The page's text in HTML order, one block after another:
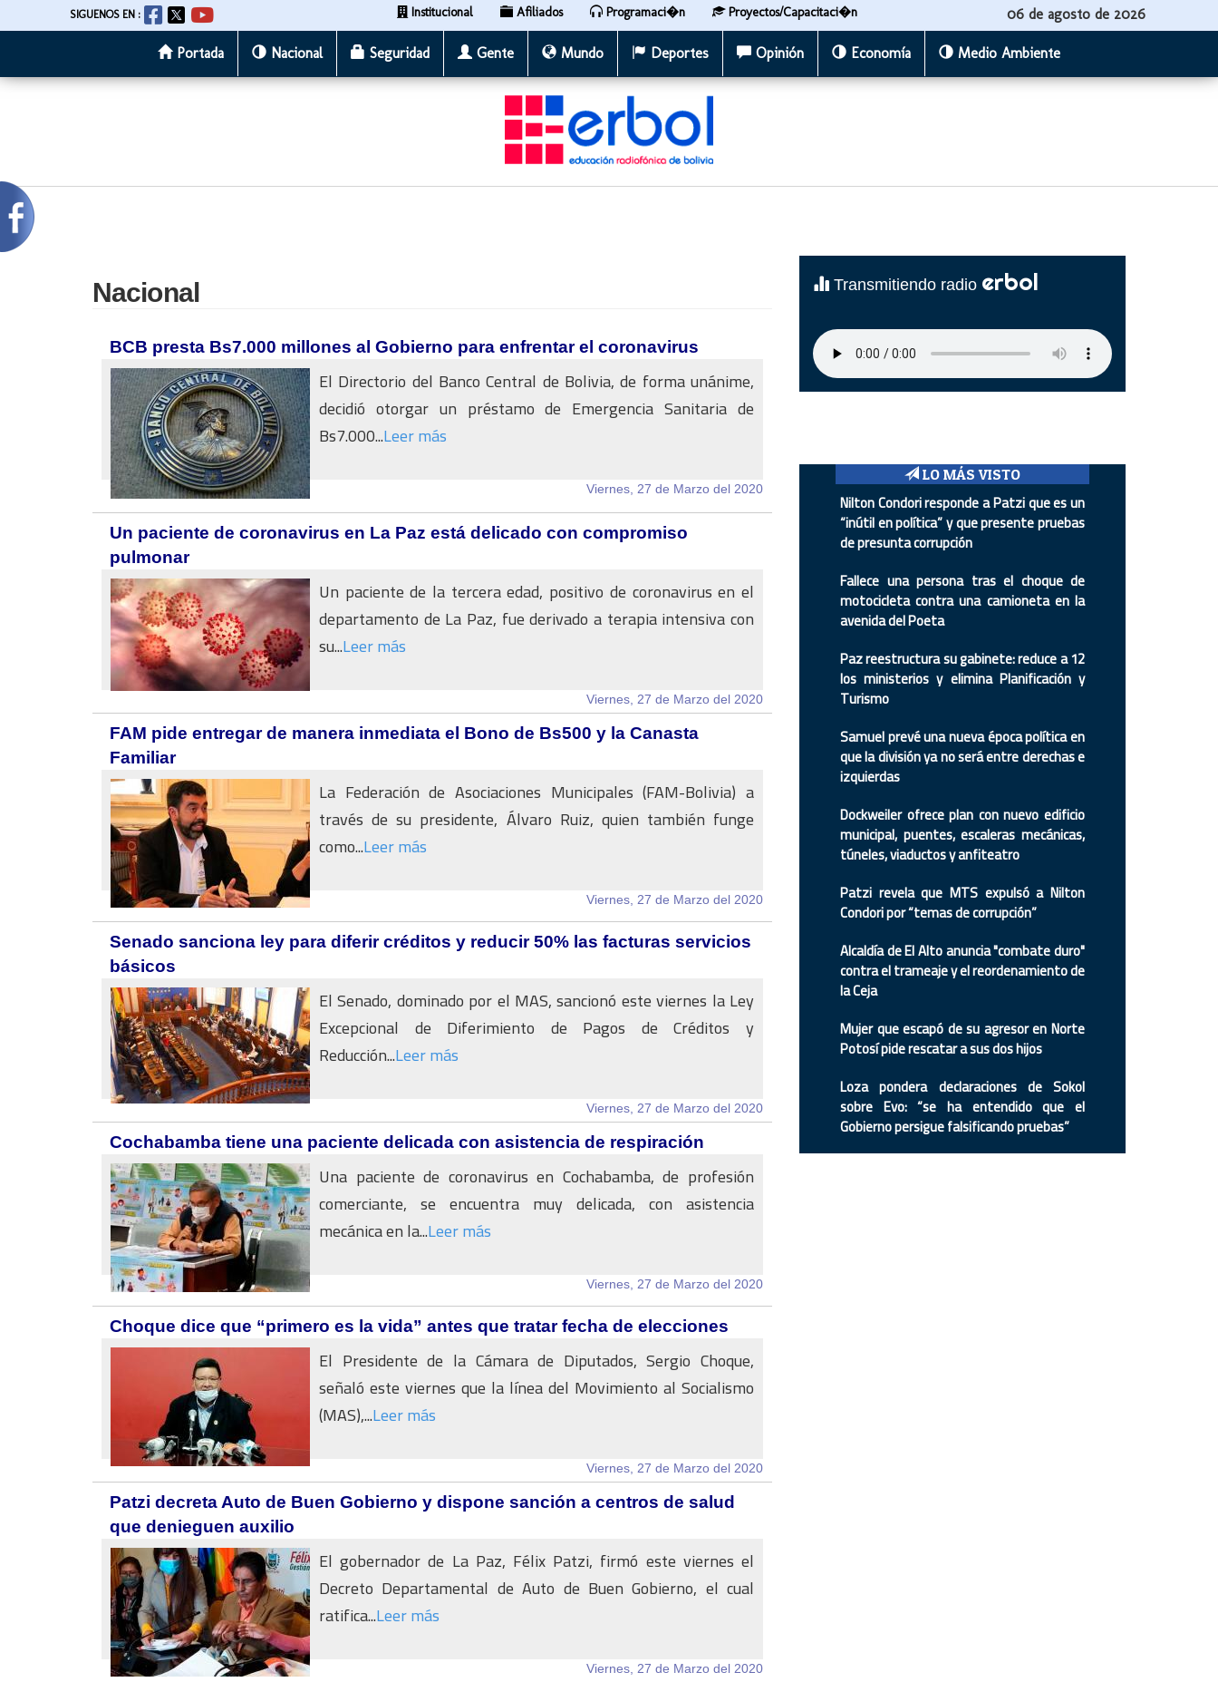
al
SIGUENOS EN : Institucional Afiliados Programaci�n Proyectos/Capacitaci�n 06 de agosto de 2026
Portada Nacional Seguridad Gente Mundo Deportes Opinión Economía Medio Ambiente
Nacional
BCB presta Bs7.000 millones al Gobierno para enfrentar el coronavirus
El Directorio del Banco Central de Bolivia, de forma unánime,
decidió otorgar un préstamo de Emergencia Sanitaria de
Bs7.000...Leer más
Viernes, 27 de Marzo del 2020
Un paciente de coronavirus en La Paz está delicado con compromiso
pulmonar
Un paciente de la tercera edad, positivo de coronavirus en el
departamento de La Paz, fue derivado a terapia intensiva con
su...Leer más
Viernes, 27 de Marzo del 2020
FAM pide entregar de manera inmediata el Bono de Bs500 y la Canasta
Familiar
La Federación de Asociaciones Municipales (FAM-Bolivia) a
través de su presidente, Álvaro Ruiz, quien también funge
como...Leer más
Viernes, 27 de Marzo del 2020
Senado sanciona ley para diferir créditos y reducir 50% las facturas servicios
básicos
El Senado, dominado por el MAS, sancionó este viernes la Ley
Excepcional de Diferimiento de Pagos de Créditos y
Reducción...Leer más
Viernes, 27 de Marzo del 2020
Cochabamba tiene una paciente delicada con asistencia de respiración
Una paciente de coronavirus en Cochabamba, de profesión
comerciante, se encuentra muy delicada, con asistencia
mecánica en la...Leer más
Viernes, 27 de Marzo del 2020
Choque dice que “primero es la vida” antes que tratar fecha de elecciones
El Presidente de la Cámara de Diputados, Sergio Choque,
señaló este viernes que la línea del Movimiento al Socialismo
(MAS),...Leer más
Viernes, 27 de Marzo del 2020
Patzi decreta Auto de Buen Gobierno y dispone sanción a centros de salud
que denieguen auxilio
El gobernador de La Paz, Félix Patzi, firmó este viernes el
Decreto Departamental de Auto de Buen Gobierno, el cual
ratifica...Leer más
Viernes, 27 de Marzo del 2020
Transmitiendo radio erbol
LO MÁS VISTO
Nilton Condori responde a Patzi que es un
“inútil en política” y que presente pruebas
de presunta corrupción
Fallece una persona tras el choque de
motocicleta contra una camioneta en la
avenida del Poeta
Paz reestructura su gabinete: reduce a 12
los ministerios y elimina Planificación y
Turismo
Samuel prevé una nueva época política en
que la división ya no será entre derechas e
izquierdas
Dockweiler ofrece plan con nuevo edificio
municipal, puentes, escaleras mecánicas,
túneles, viaductos y anfiteatro
Patzi revela que MTS expulsó a Nilton
Condori por “temas de corrupción”
Alcaldía de El Alto anuncia "combate duro"
contra el trameaje y el reordenamiento de
la Ceja
Mujer que escapó de su agresor en Norte
Potosí pide rescatar a sus dos hijos
Loza pondera declaraciones de Sokol
sobre Evo: “se ha entendido que el
Gobierno persigue falsificando pruebas”